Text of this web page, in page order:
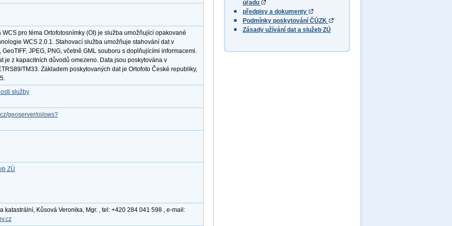
úřadu
předpisy a dokumenty
Podmínky poskytování ČÚZK
Zásady užívání dat a služeb ZÚ
pro téma Ortofotosnímky (OI) je služba umožňující opakované
WCS 2.0.1. Stahovací služba umožňuje stahování dat v
GeoTIFF, JPEG, PNG, včetně GML souboru s doplňujícími informacemi.
je z kapacitních důvodů omezeno. Data jsou poskytována v
TM33. Základem poskytovaných dat je Ortofoto České republiky,
služby
geoserver/oi/ows?
ZÚ
katastrální, Kůsová Veronika, Mgr. , tel: +420 284 041 598 , e-mail: